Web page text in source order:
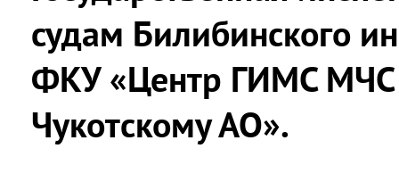
судам Билибинского
ФКУ «Центр ГИМС МЧС
Чукотскому АО».